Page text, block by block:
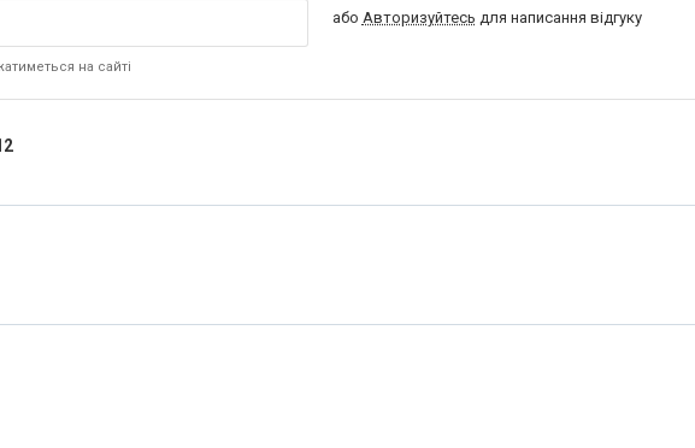
на сайті
або Авторизуйтесь для написання відгуку